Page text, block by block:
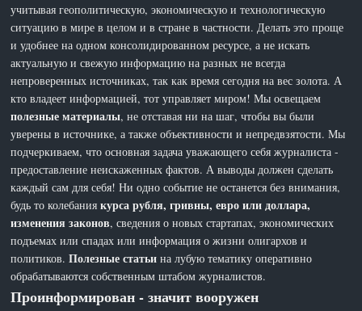
учитывая геополитическую, экономическую и технологическую
ситуацию в мире в целом и в стране в частности. Делать это проще
и удобнее на одном консолидированном ресурсе, а не искать
актуальную и свежую информацию на разных не всегда
непроверенных источниках, так как время сегодня на вес золота. А
кто владеет информацией, тот управляет миром! Мы освещаем
полезные материалы, не отставая ни на шаг, чтобы вы были
уверены в источнике, а также объективности и непредвзятости. Мы
подчеркиваем, что основная задача уважающего себя журналиста -
предоставление неискаженных фактов. А выводы должен сделать
каждый сам для себя! Ни одно событие не останется без внимания,
будь то колебаниякурса рубля, гривны, евро или доллара,
изменения законов, сведения о новых стартапах, экономических
подъемах или спадах или информация о жизни олигархов и
политиков.Полезные статьи на лубую тематику оперативно
обрабатываются собственным штабом журналистов.
Проинформирован - значит вооружен